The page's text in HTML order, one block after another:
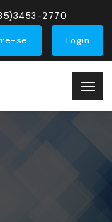
2770
se Login